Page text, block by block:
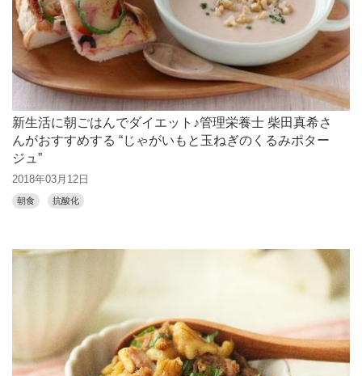
新生活に朝ごはんでダイエット♪管理栄養士 柴田真希さ
んがおすすめする “じゃがいもと玉ねぎのくるみポター
ジュ”
2018年03月12日
朝食 抗酸化